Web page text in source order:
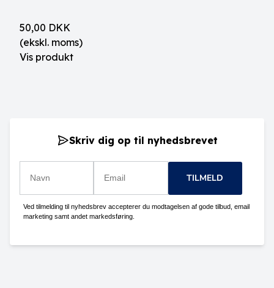
50,00 DKK
(ekskl. moms)
Vis produkt
Skriv dig op til nyhedsbrevet
TILMELD
Ved tilmelding til nyhedsbrev accepterer du modtagelsen af gode tilbud, email
marketing samt andet markedsføring.